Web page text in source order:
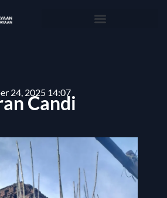
24, 2025 14:07
Candi